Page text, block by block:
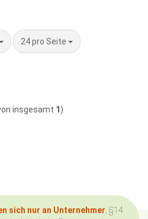
24 pro Seite
pro Seite
insgesamt 1 )
sich nur an Unternehmer , §14